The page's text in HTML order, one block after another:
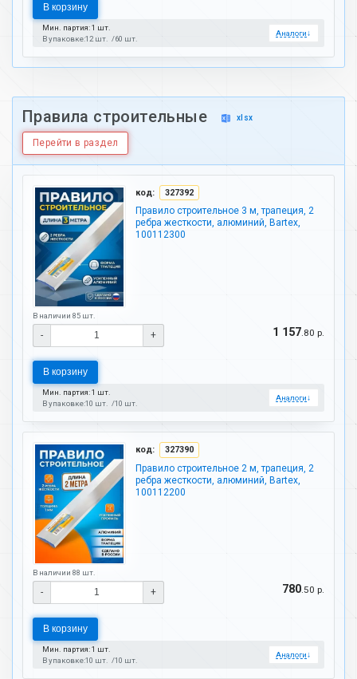
В корзину
Мин. партия: 1 шт.
В упаковке:12 шт. 60 шт.
Аналоги↓
Правила строительные xlsx
Перейти в раздел
код: 327392
Правило строительное 3 м, трапеция, 2
ребра жесткости, алюминий, Bartex,
100112300
В наличии 85 шт.
- + 1 157.80 р.
В корзину
Мин. партия: 1 шт.
В упаковке:10 шт. 10 шт.
Аналоги↓
код: 327390
Правило строительное 2 м, трапеция, 2
ребра жесткости, алюминий, Bartex,
100112200
В наличии 88 шт.
- + 780.50 р.
В корзину
Мин. партия: 1 шт.
В упаковке:10 шт. 10 шт.
Аналоги↓